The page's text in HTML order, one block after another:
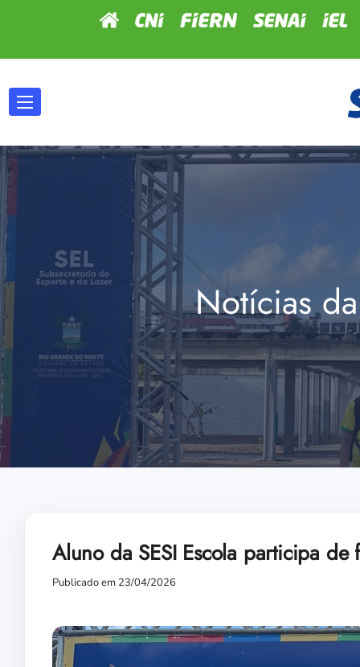
Notícias
Aluno da SESI Escola participa de
Publicado em 23/04/2026